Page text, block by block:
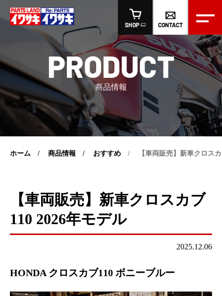
SHOP CONTACT
商品情報
PRODUCT
ホーム 商品情報 おすすめ 【車両販売】新車クロス
【車両販売】新車クロスカブ
110 2026年モデル
2025.12.06
HONDA クロスカブ110 ボニーブルー